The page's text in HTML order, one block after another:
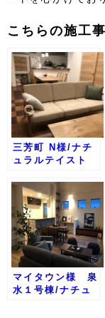
こちらの施工
三芳町 N様/ナチ
ュラルテイスト
マイタウン様 泉
水１号棟/ナチュ